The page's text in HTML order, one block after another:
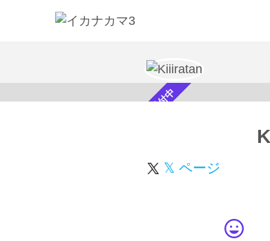
スカウト受付中
𝕏 ページ